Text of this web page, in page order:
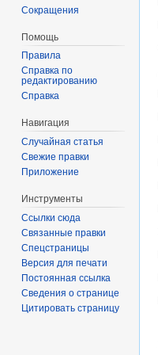
Сокращения
Помощь
Правила
Справка по
редактированию
Справка
Навигация
Случайная статья
Свежие правки
Приложение
Инструменты
Ссылки сюда
Связанные правки
Спецстраницы
Версия для печати
Постоянная ссылка
Сведения о странице
Цитировать страницу